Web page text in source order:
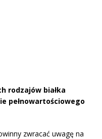
rodzajów białka
pełnowartościowego
zwracać uwagę na